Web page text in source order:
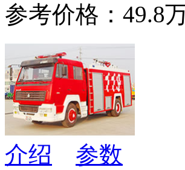
参考价格：49.8
介绍
参数